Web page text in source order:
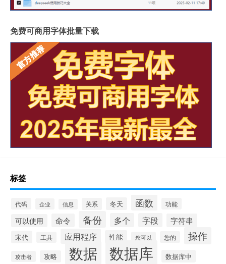
免费可商用字体批量下载
标签
代码 企业 信息 关系 冬天 函数 功能
可以使用 命令 备份 多个 字段 字符串
宋代 工具 应用程序 性能 您可以 您的 操作
攻击者 攻略 数据 数据库 数据库中